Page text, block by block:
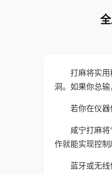
打麻将实
洞。如果你总输
若你在仪
咸宁打麻
作就能实现控制
蓝牙或无